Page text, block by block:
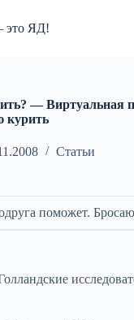
это ЯД!
— Виртуальная
курить
Статьи
поможет.